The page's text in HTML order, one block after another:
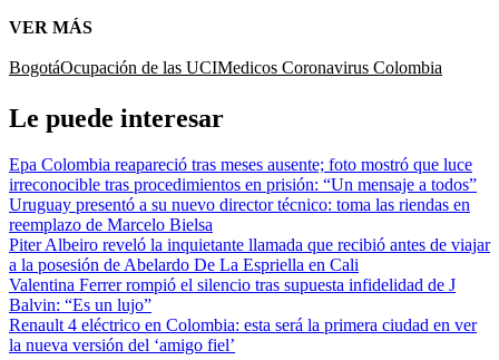
VER MÁS
BogotáOcupación de las UCIMedicos Coronavirus Colombia
Le puede interesar
Epa Colombia reapareció tras meses ausente; foto mostró que luce
irreconocible tras procedimientos en prisión: “Un mensaje a todos”
Uruguay presentó a su nuevo director técnico: toma las riendas en
reemplazo de Marcelo Bielsa
Piter Albeiro reveló la inquietante llamada que recibió antes de viajar
a la posesión de Abelardo De La Espriella en Cali
Valentina Ferrer rompió el silencio tras supuesta infidelidad de J
Balvin: “Es un lujo”
Renault 4 eléctrico en Colombia: esta será la primera ciudad en ver
la nueva versión del ‘amigo fiel’